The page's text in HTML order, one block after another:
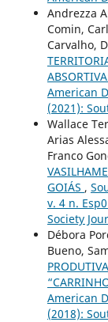
Andrezza
Comin,
Carvalho,
American
(2021):
Wallace
Arias
Franco
GOIÁS ,
v. 4 n.
Society
Débora
Bueno,
American
(2018):